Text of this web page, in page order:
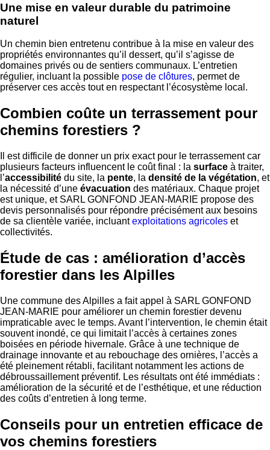
Une mise en valeur durable du patrimoine
naturel
Un chemin bien entretenu contribue à la mise en valeur des
propriétés environnantes qu’il dessert, qu’il s’agisse de
domaines privés ou de sentiers communaux. L’entretien
régulier, incluant la possible pose de clôtures, permet de
préserver ces accès tout en respectant l’écosystème local.
Combien coûte un terrassement pour
chemins forestiers ?
Il est difficile de donner un prix exact pour le terrassement car
plusieurs facteurs influencent le coût final : la surface à traiter,
l’accessibilité du site, la pente, la densité de la végétation, et
la nécessité d’une évacuation des matériaux. Chaque projet
est unique, et SARL GONFOND JEAN-MARIE propose des
devis personnalisés pour répondre précisément aux besoins
de sa clientèle variée, incluantexploitations agricoles et
collectivités.
Étude de cas : amélioration d’accès
forestier dans les Alpilles
Une commune des Alpilles a fait appel à SARL GONFOND
JEAN-MARIE pour améliorer un chemin forestier devenu
impraticable avec le temps. Avant l’intervention, le chemin était
souvent inondé, ce qui limitait l’accès à certaines zones
boisées en période hivernale. Grâce à une technique de
drainage innovante et au rebouchage des ornières, l’accès a
été pleinement rétabli, facilitant notamment les actions de
débroussaillement préventif. Les résultats ont été immédiats :
amélioration de la sécurité et de l’esthétique, et une réduction
des coûts d’entretien à long terme.
Conseils pour un entretien efficace de
vos chemins forestiers